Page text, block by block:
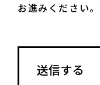
お進みください。